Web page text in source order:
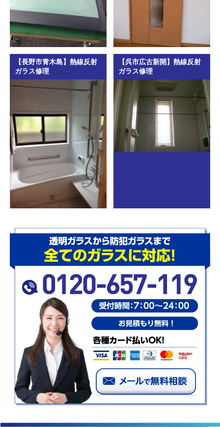
【長野市青木島】熱線反射
ガラス修理
【呉市広古新開】熱線反射
ガラス修理